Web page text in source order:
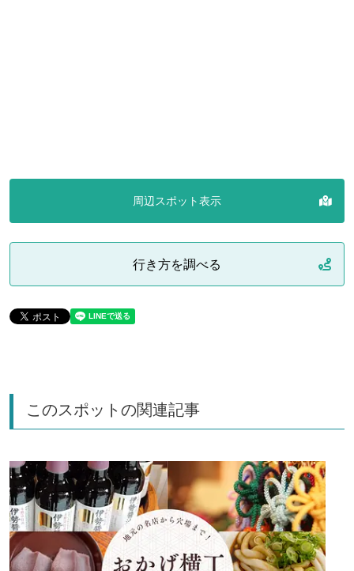
周辺スポット表示
行き方を調べる
このスポットの関連記事